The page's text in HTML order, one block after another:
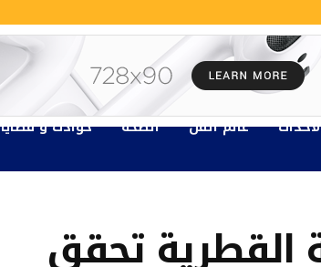
عالم الفن الصحة حوادث و قضايا
القطرية تحقق